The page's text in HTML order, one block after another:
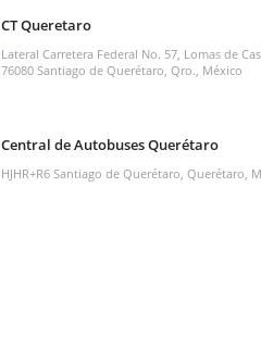
CT Queretaro
Lateral Carretera Federal No. 57, Lomas de
76080 Santiago de Querétaro, Qro., México
Central de Autobuses Querétaro
HJHR+R6 Santiago de Querétaro, Querétaro,